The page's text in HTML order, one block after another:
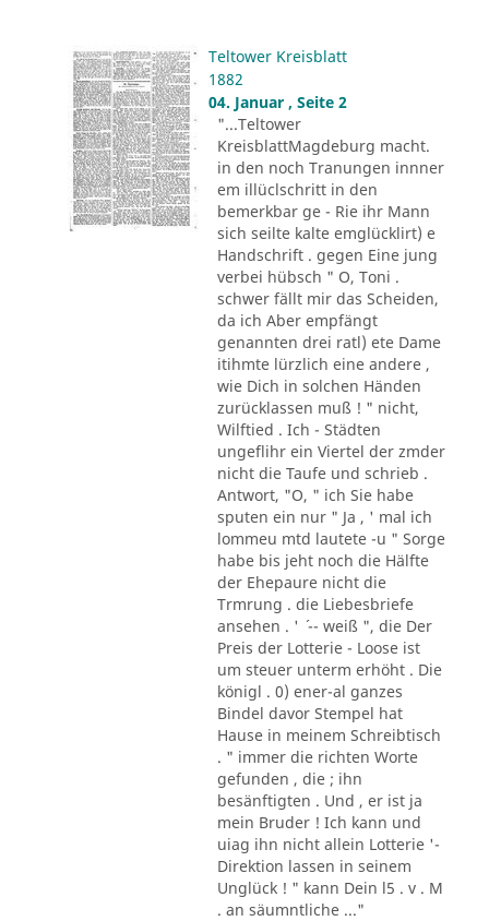
Teltower Kreisblatt
1882
04. Januar , Seite 2
"...Teltower
KreisblattMagdeburg macht.
in den noch Tranungen innner
em illüclschritt in den
bemerkbar ge - Rie ihr Mann
sich seilte kalte emglücklirt) e
Handschrift . gegen Eine jung
verbei hübsch " O, Toni .
schwer fällt mir das Scheiden,
da ich Aber empfängt
genannten drei ratl) ete Dame
itihmte lürzlich eine andere ,
wie Dich in solchen Händen
zurücklassen muß ! " nicht,
Wilftied . Ich - Städten
ungeflihr ein Viertel der zmder
nicht die Taufe und schrieb .
Antwort, "O, " ich Sie habe
sputen ein nur " Ja , ' mal ich
lommeu mtd lautete -u " Sorge
habe bis jeht noch die Hälfte
der Ehepaure nicht die
Trmrung . die Liebesbriefe
ansehen . ' ´ -- weiß ", die Der
Preis der Lotterie - Loose ist
um steuer unterm erhöht . Die
königl . 0) ener-al ganzes
Bindel davor Stempel hat
Hause in meinem Schreibtisch
. " immer die richten Worte
gefunden , die ; ihn
besänftigten . Und , er ist ja
mein Bruder ! Ich kann und
uiag ihn nicht allein Lotterie '-
Direktion lassen in seinem
Unglück ! " kann Dein l5 . v . M
. an säumntliche ..."